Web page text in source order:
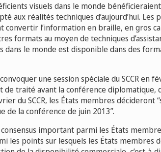
visuels dans le monde
aux réalités techniques d’aujourd’hui. Les
convertir l’information en braille, en gros
formats au moyen de techniques
le monde est disponible dans des
une session spéciale du SCCR en
traité avant la conférence diplomatique,
du SCCR, les États membres décideront
de la conférence de juin 2013”.
important parmi les États
les points sur lesquels les États membres